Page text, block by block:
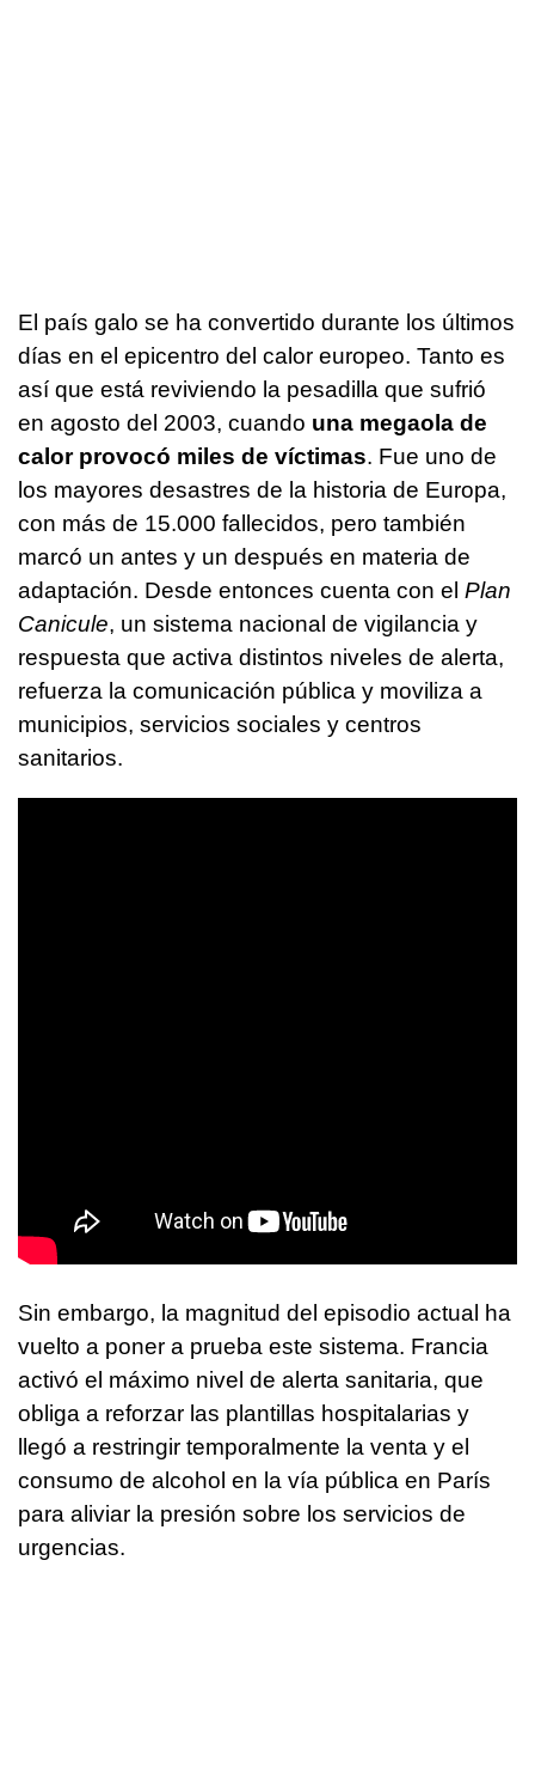
El país galo se ha convertido durante los últimos
días en el epicentro del calor europeo. Tanto es
así que está reviviendo la pesadilla que sufrió
en agosto del 2003, cuando una megaola de
calor provocó miles de víctimas. Fue uno de
los mayores desastres de la historia de Europa,
con más de 15.000 fallecidos, pero también
marcó un antes y un después en materia de
adaptación. Desde entonces cuenta con el Plan
Canicule, un sistema nacional de vigilancia y
respuesta que activa distintos niveles de alerta,
refuerza la comunicación pública y moviliza a
municipios, servicios sociales y centros
sanitarios.
Sin embargo, la magnitud del episodio actual ha
vuelto a poner a prueba este sistema. Francia
activó el máximo nivel de alerta sanitaria, que
obliga a reforzar las plantillas hospitalarias y
llegó a restringir temporalmente la venta y el
consumo de alcohol en la vía pública en París
para aliviar la presión sobre los servicios de
urgencias.